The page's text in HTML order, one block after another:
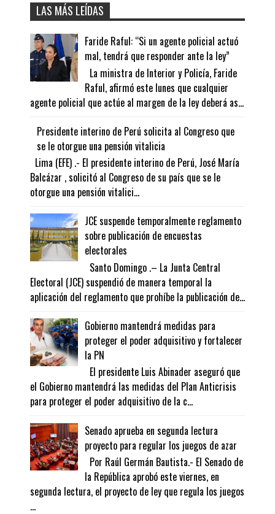
LAS MÁS LEÍDAS
Faride Raful: “Si un agente policial actuó
mal, tendrá que responder ante la ley”
La ministra de Interior y Policía, Faride
Raful, afirmó este lunes que cualquier
agente policial que actúe al margen de la ley deberá as...
Presidente interino de Perú solicita al Congreso que
se le otorgue una pensión vitalicia
Lima (EFE) .- El presidente interino de Perú, José María
Balcázar , solicitó al Congreso de su país que se le
otorgue una pensión vitalici...
JCE suspende temporalmente reglamento
sobre publicación de encuestas
electorales
Santo Domingo .– La Junta Central
Electoral (JCE) suspendió de manera temporal la
aplicación del reglamento que prohíbe la publicación de...
Gobierno mantendrá medidas para
proteger el poder adquisitivo y fortalecer
la PN
El presidente Luis Abinader aseguró que
el Gobierno mantendrá las medidas del Plan Anticrisis
para proteger el poder adquisitivo de la c...
Senado aprueba en segunda lectura
proyecto para regular los juegos de azar
Por Raúl Germán Bautista.- El Senado de
la República aprobó este viernes, en
segunda lectura, el proyecto de ley que regula los juegos
...